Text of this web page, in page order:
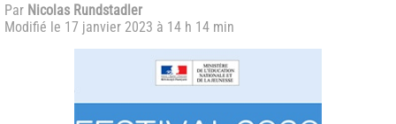
Par Nicolas Rundstadler
Modifié le 17 janvier 2023 à 14 h 14 min